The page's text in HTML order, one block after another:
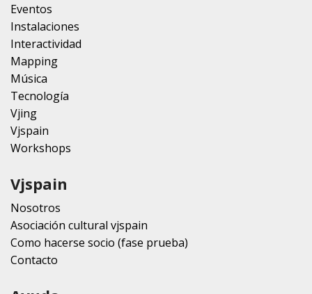
Eventos
Instalaciones
Interactividad
Mapping
Música
Tecnología
Vjing
Vjspain
Workshops
Vjspain
Nosotros
Asociación cultural vjspain
Como hacerse socio (fase prueba)
Contacto